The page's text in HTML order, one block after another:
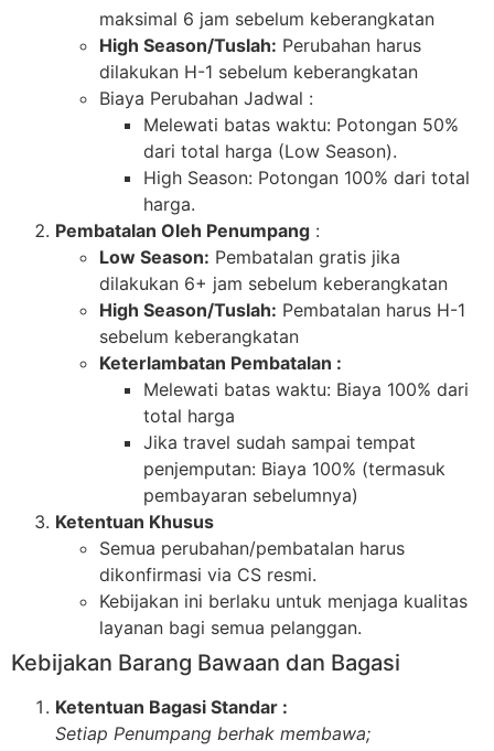
maksimal 6 jam sebelum keberangkatan
High Season/Tuslah: Perubahan harus
dilakukan H-1 sebelum keberangkatan
Biaya Perubahan Jadwal :
Melewati batas waktu: Potongan 50%
dari total harga (Low Season).
High Season: Potongan 100% dari total
harga.
Pembatalan Oleh Penumpang :
Low Season: Pembatalan gratis jika
dilakukan 6+ jam sebelum keberangkatan
High Season/Tuslah: Pembatalan harus H-1
sebelum keberangkatan
Keterlambatan Pembatalan :
Melewati batas waktu: Biaya 100% dari
total harga
Jika travel sudah sampai tempat
penjemputan: Biaya 100% (termasuk
pembayaran sebelumnya)
Ketentuan Khusus
Semua perubahan/pembatalan harus
dikonfirmasi via CS resmi.
Kebijakan ini berlaku untuk menjaga kualitas
layanan bagi semua pelanggan.
Kebijakan Barang Bawaan dan Bagasi
Ketentuan Bagasi Standar :
Setiap Penumpang berhak membawa;